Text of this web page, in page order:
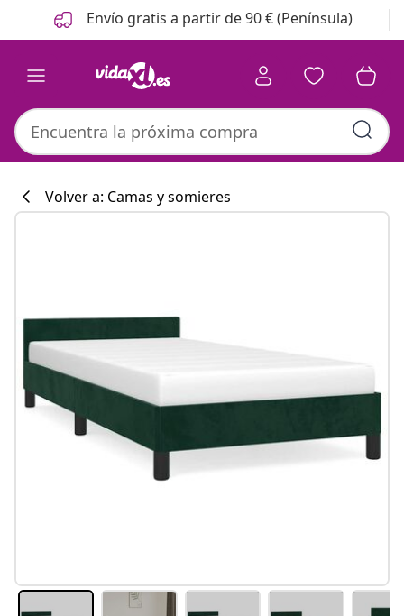
Anterior
Siguiente Envío gratis a partir de 90 € (Península)
#sharemevidaxl
Volver a: Camas y somieres